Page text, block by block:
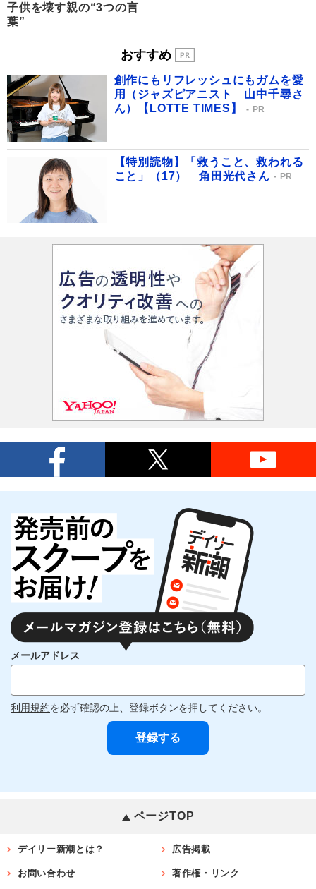
子供を壊す親の“3つの言
葉”
おすすめ
創作にもリフレッシュにもガムを愛
用（ジャズピアニスト 山中千尋さ
ん）【LOTTE TIMES】
PR
【特別読物】「救うこと、救われる
こと」（17） 角田光代さん
PR
メールアドレス
利用規約を必ず確認の上、登録ボタンを押してください。
ページTOP
デイリー新潮とは？ 広告掲載
お問い合わせ 著作権・リンク